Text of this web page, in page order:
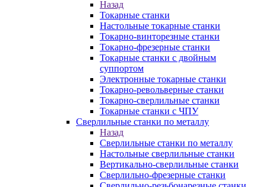
Назад
Токарные станки
Настольные токарные станки
Токарно-винторезные станки
Токарно-фрезерные станки
Токарные станки с двойным
суппортом
Электронные токарные станки
Токарно-револьверные станки
Токарно-сверлильные станки
Токарные станки с ЧПУ
Сверлильные станки по металлу
Назад
Сверлильные станки по металлу
Настольные сверлильные станки
Вертикально-сверлильные станки
Сверлильно-фрезерные станки